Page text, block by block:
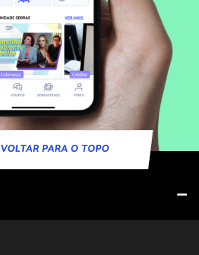
VOLTAR PARA O TOPO